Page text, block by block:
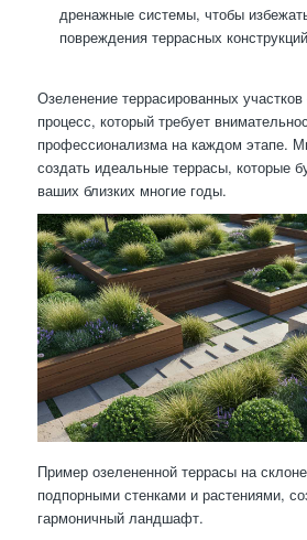
дренажные системы, чтобы
повреждения террасных
Озеленение террасированных
процесс, который требует
профессионализма на каждом этапе.
создать идеальные террасы, которые
ваших близких многие годы.
Пример озелененной террасы на
подпорными стенками и растениями,
гармоничный ландшафт.